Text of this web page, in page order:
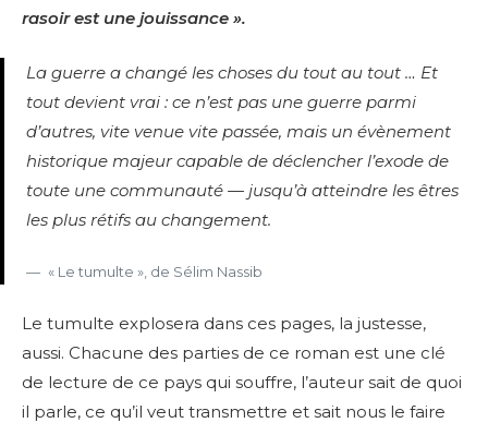
rasoir est une jouissance ».
La guerre a changé les choses du tout au tout … Et
tout devient vrai : ce n’est pas une guerre parmi
d’autres, vite venue vite passée, mais un évènement
historique majeur capable de déclencher l’exode de
toute une communauté — jusqu’à atteindre les êtres
les plus rétifs au changement.
« Le tumulte », de Sélim Nassib
Le tumulte explosera dans ces pages, la justesse,
aussi. Chacune des parties de ce roman est une clé
de lecture de ce pays qui souffre, l’auteur sait de quoi
il parle, ce qu’il veut transmettre et sait nous le faire